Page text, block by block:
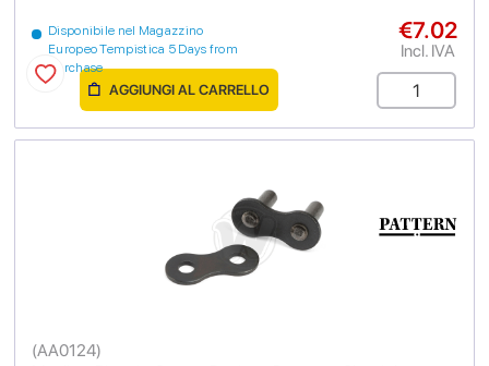
Disponibile nel Magazzino
Europeo Tempistica 5 Days from
purchase
€7.02
Incl. IVA
AGGIUNGI AL CARRELLO
(AA0124)